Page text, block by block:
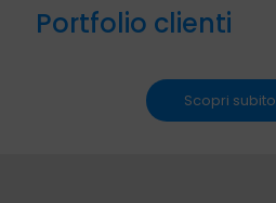
Portfolio clienti
Scopri subito